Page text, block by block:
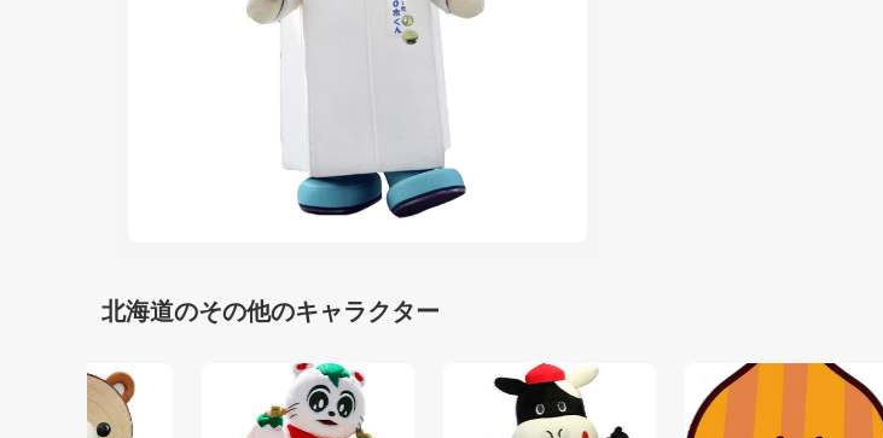
北海道のその他のキャラクター